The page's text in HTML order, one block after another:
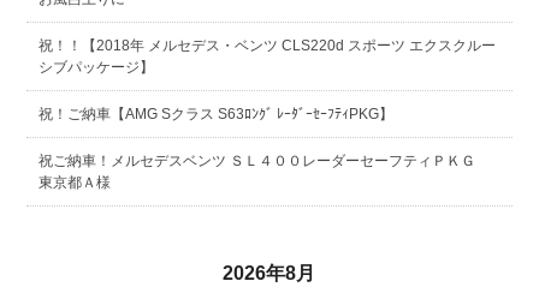
祝！！【2018年 メルセデス・ベンツ CLS220d スポーツ エクスクルー
シブパッケージ】
祝！ご納車【AMG Sクラス S63ﾛﾝｸﾞ ﾚｰﾀﾞｰｾｰﾌﾃｨPKG】
祝ご納車！メルセデスベンツ ＳＬ４００レーダーセーフティＰＫＧ
東京都Ａ様
2026年8月